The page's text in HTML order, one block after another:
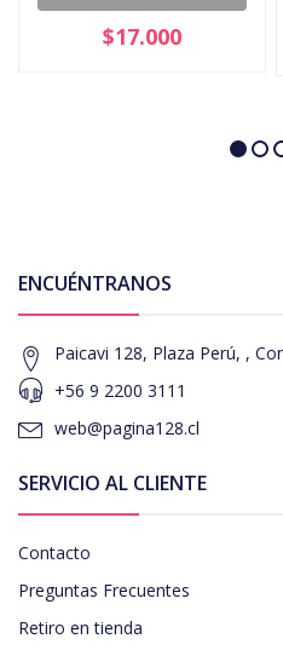
$17.000
ENCUÉNTRANOS
Paicavi 128, Plaza Perú, ,
+56 9 2200 3111
web@pagina128.cl
SERVICIO AL CLIENTE
Contacto
Preguntas Frecuentes
Retiro en tienda